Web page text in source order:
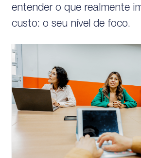
entender o que realmente
custo: o seu nível de foco.